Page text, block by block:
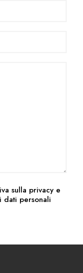
sulla privacy e
dati personali